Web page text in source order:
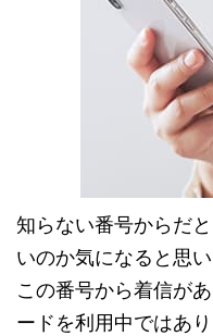
知らない番号からだ
いのか気になると思い
この番号から着信が
ードを利用中ではあ